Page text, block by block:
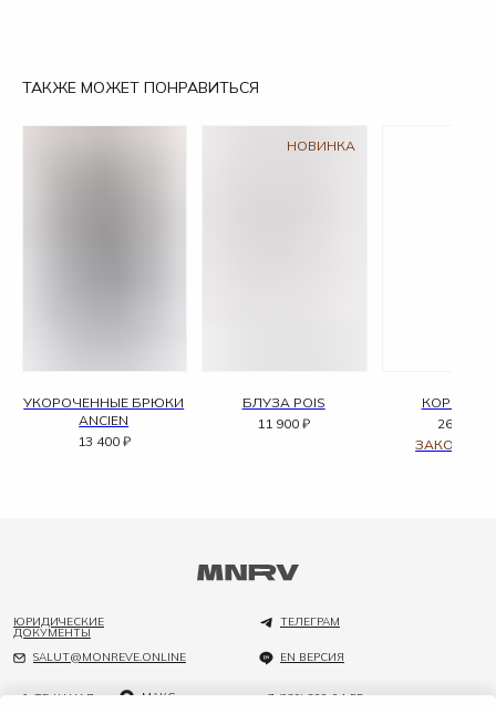
ТАКЖЕ МОЖЕТ ПОНРАВИТЬСЯ
УКОРОЧЕННЫЕ БРЮКИ
ANCIEN
13 400 ₽
НОВИНКА
БЛУЗА POIS
11 900 ₽
КОРСЕТ
26 400
ЮРИДИЧЕСКИЕ
ДОКУМЕНТЫ
+7 (929) 200-04-55
SALUT@MONREVE.ONLINE
ТЕЛЕГРАМ
ТГ-КАНАЛ МАКС
EN ВЕРСИЯ